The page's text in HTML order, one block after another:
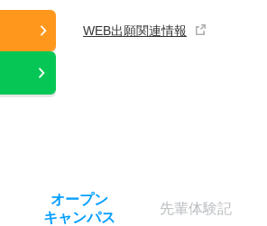
WEB出願関連情報
オープン
キャンパス
先輩体験記